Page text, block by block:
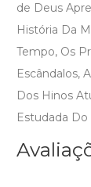
de Deus
História Da
Tempo, Os
Escândalos,
Dos Hinos
Estudada